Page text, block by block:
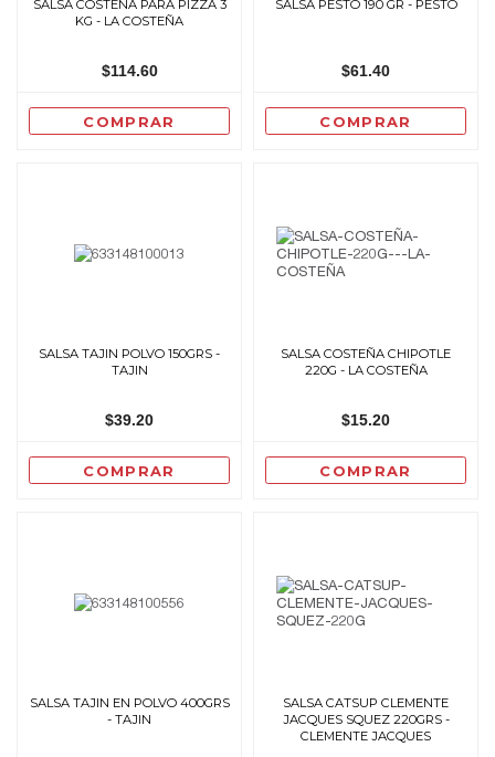
SALSA COSTEÑA PARA PIZZA 3
KG - LA COSTEÑA
$114.60
COMPRAR
SALSA PESTO 190 GR - PESTO
$61.40
COMPRAR
SALSA TAJIN POLVO 150GRS -
TAJIN
$39.20
COMPRAR
SALSA COSTEÑA CHIPOTLE
220G - LA COSTEÑA
$15.20
COMPRAR
SALSA TAJIN EN POLVO 400GRS
- TAJIN
SALSA CATSUP CLEMENTE
JACQUES SQUEZ 220GRS -
CLEMENTE JACQUES